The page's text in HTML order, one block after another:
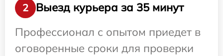
2
Выезд курьера за 35 минут
Профессионал с опытом приедет в
оговоренные сроки для проверки